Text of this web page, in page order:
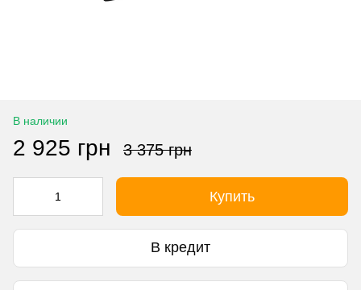
В наличии
2 925 грн 3 375 грн
Купить
В кредит